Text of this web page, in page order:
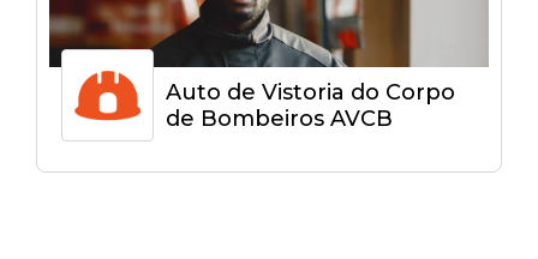
Auto de Vistoria do Corpo
de Bombeiros AVCB